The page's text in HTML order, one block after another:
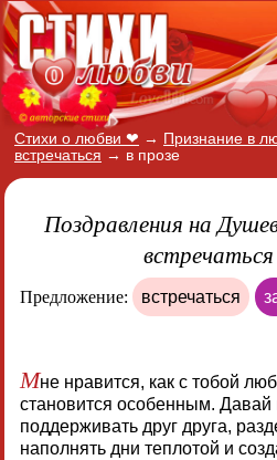
Стихи о любви ❤ → Признание в
встречаться → в прозе
Поздравления на
встречаться
Предложение: встречаться
Мне нравится, как с тобой
становится особенным. Давай
поддерживать друг друга,
наполнять дни теплотой и